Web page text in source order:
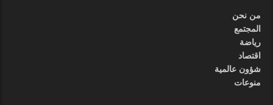
من نحن
المجتمع
رياضة
اقتصاد
شؤون عالمية
منوعات